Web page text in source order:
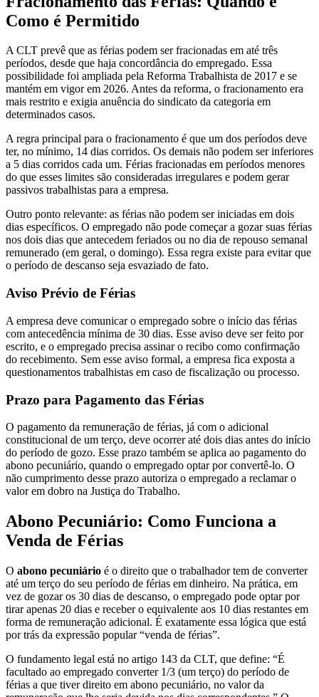
Como é Permitido
A CLT prevê que as férias podem ser fracionadas em até três
períodos, desde que haja concordância do empregado. Essa
possibilidade foi ampliada pela Reforma Trabalhista de 2017 e se
mantém em vigor em 2026. Antes da reforma, o fracionamento era
mais restrito e exigia anuência do sindicato da categoria em
determinados casos.
A regra principal para o fracionamento é que um dos períodos deve
ter, no mínimo, 14 dias corridos. Os demais não podem ser inferiores
a 5 dias corridos cada um. Férias fracionadas em períodos menores
do que esses limites são consideradas irregulares e podem gerar
passivos trabalhistas para a empresa.
Outro ponto relevante: as férias não podem ser iniciadas em dois
dias específicos. O empregado não pode começar a gozar suas férias
nos dois dias que antecedem feriados ou no dia de repouso semanal
remunerado (em geral, o domingo). Essa regra existe para evitar que
o período de descanso seja esvaziado de fato.
Aviso Prévio de Férias
A empresa deve comunicar o empregado sobre o início das férias
com antecedência mínima de 30 dias. Esse aviso deve ser feito por
escrito, e o empregado precisa assinar o recibo como confirmação
do recebimento. Sem esse aviso formal, a empresa fica exposta a
questionamentos trabalhistas em caso de fiscalização ou processo.
Prazo para Pagamento das Férias
O pagamento da remuneração de férias, já com o adicional
constitucional de um terço, deve ocorrer até dois dias antes do início
do período de gozo. Esse prazo também se aplica ao pagamento do
abono pecuniário, quando o empregado optar por convertê-lo. O
não cumprimento desse prazo autoriza o empregado a reclamar o
valor em dobro na Justiça do Trabalho.
Abono Pecuniário: Como Funciona a
Venda de Férias
O abono pecuniário é o direito que o trabalhador tem de converter
até um terço do seu período de férias em dinheiro. Na prática, em
vez de gozar os 30 dias de descanso, o empregado pode optar por
tirar apenas 20 dias e receber o equivalente aos 10 dias restantes em
forma de remuneração adicional. É exatamente essa lógica que está
por trás da expressão popular “venda de férias”.
O fundamento legal está no artigo 143 da CLT, que define: “É
facultado ao empregado converter 1/3 (um terço) do período de
férias a que tiver direito em abono pecuniário, no valor da